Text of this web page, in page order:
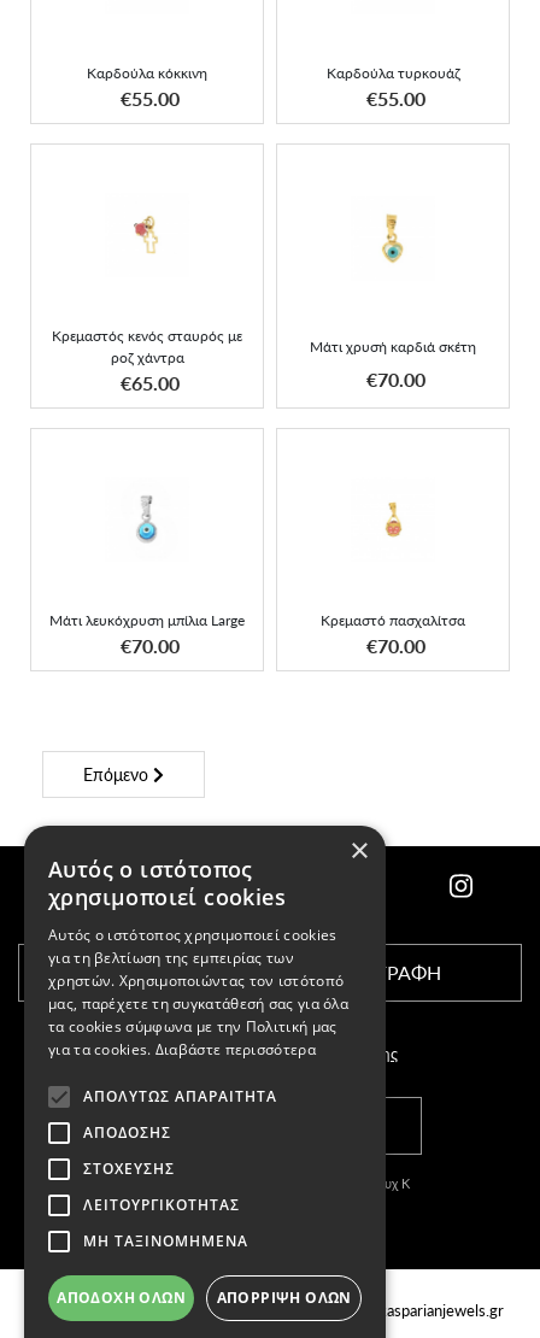
Καρδούλα κόκκινη
€55.00
ΑΠΟΚΤΗΣΕ ΤΟ
Καρδούλα τυρκουάζ
€55.00
ΑΠΟΚΤΗΣΕ ΤΟ
Κρεμαστός κενός σταυρός με
ροζ χάντρα
€65.00
Κρεμαστός κενός σταυρός
με ροζ χάντρα
ΑΠΟΚΤΗΣΕ ΤΟ
Μάτι χρυσή καρδιά σκέτη
€70.00
Μάτι χρυσή καρδιά σκέτη
ΑΠΟΚΤΗΣΕ ΤΟ
Μάτι λευκόχρυση μπίλια Large
€70.00
Μάτι λευκόχρυση μπίλια
Large
ΑΠΟΚΤΗΣΕ ΤΟ
Κρεμαστό πασχαλίτσα
€70.00
Κρεμαστό πασχαλίτσα
ΑΠΟΚΤΗΣΕ ΤΟ
Επόμενο
ΕΓΓΡΑΦΗ
Αποδέχομαι τους όρους χρήσης
Copyright © 2011-2026 Κασπαριάν Σεμπουχ Κ
With
ΓΕΜΗ:57327504000
ΚΑΤΑΣΤΗΜΑΤΑ
Τσιμισκή 88, Θεσσαλονίκη Ελλάδα, 54622
Email
info@kasparianjewels.gr
×
Αυτός ο ιστότοπος
χρησιμοποιεί cookies
Αυτός ο ιστότοπος χρησιμοποιεί cookies
για τη βελτίωση της εμπειρίας των
χρηστών. Χρησιμοποιώντας τον ιστότοπό
μας, παρέχετε τη συγκατάθεσή σας για όλα
τα cookies σύμφωνα με την Πολιτική μας
για τα cookies. Διαβάστε περισσότερα
ΑΠΟΛΎΤΩΣ ΑΠΑΡΑΊΤΗΤΑ
ΑΠΌΔΟΣΗΣ
ΣΤΌΧΕΥΣΗΣ
ΛΕΙΤΟΥΡΓΙΚΌΤΗΤΑΣ
ΜΗ ΤΑΞΙΝΟΜΗΜΈΝΑ
ΑΠΟΔΟΧΉ ΌΛΩΝ ΑΠΌΡΡΙΨΗ ΌΛΩΝ